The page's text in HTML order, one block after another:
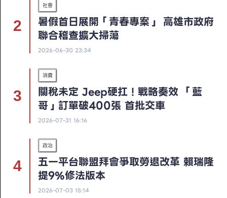
社會
暑假首日展開「青春專案」 高雄市政府
聯合稽查擴大掃蕩
2026-06-30 23:34
消費
關稅未定 Jeep硬扛！戰略奏效 「藍
哥」訂單破400張 首批交車
2026-07-31 16:16
政治
五一平台聯盟拜會爭取勞退改革 賴瑞隆
提9%修法版本
2026-07-03 15:14